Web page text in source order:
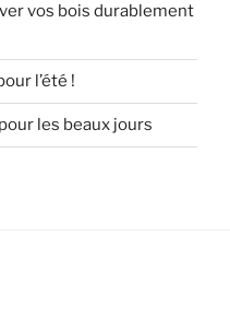
vos bois durablement
l’été !
les beaux jours